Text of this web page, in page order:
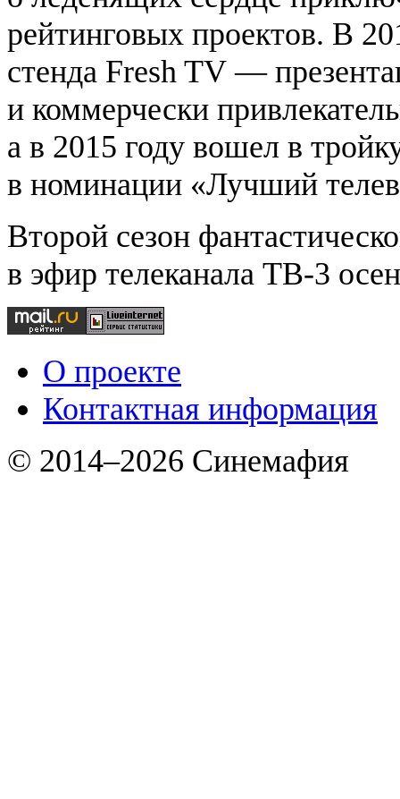
рейтинговых проектов. В
стенда Fresh TV —
и коммерчески
а в 2015 году вошел в
в номинации «Лучший
Второй сезон
в эфир телеканала ТВ-3
О проекте
Контактная информация
© 2014–2026 Синемафия